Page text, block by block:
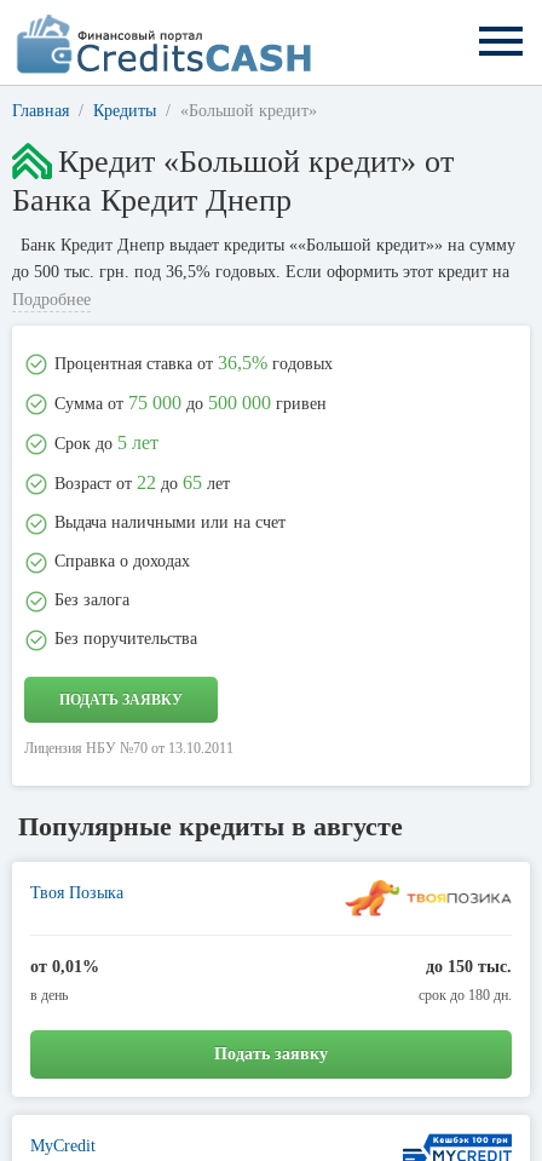
Главная Кредиты «Большой кредит»
Кредит «Большой кредит» от
Банка Кредит Днепр
Банк Кредит Днепр выдает кредиты ««Большой кредит»» на сумму
до 500 тыс. грн. под 36,5% годовых. Если оформить этот кредит на
сумму 20 000 гривен на 12 месяцев, то переплата составит 4 171
гривну.
Подробнее
Процентная ставка от 36,5% годовых
Сумма от 75 000 до 500 000 гривен
Срок до 5 лет
Возраст от 22 до 65 лет
Выдача наличными или на счет
Справка о доходах
Без залога
Без поручительства
ПОДАТЬ ЗАЯВКУ
Лицензия НБУ №70 от 13.10.2011
Популярные кредиты в августе
Твоя Позыка
от 0,01%
в день
до 150 тыс.
срок до 180 дн.
Подать заявку
MyCredit